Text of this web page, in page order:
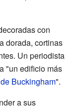
con
dorada, cortinas
Un periodista
"un edificio más
Buckingham".
a sus